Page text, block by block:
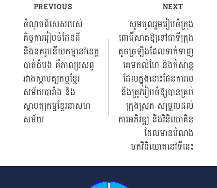
Post
navigation
PREVIOUS
ចំណុចពិសេសរបស់
កិច្ចការរៀបចំដែនដី
និងនគរូបនីយកម្មនៅខេត្ត
បាត់ដំបង គឺភាពប្រសព្វ
រវាងស្ថាបត្យកម្មខ្មែរ
សម័យបារាំង និង
ស្ថាបត្យកម្មខ្មែរនាសហ
សម័យ
NEXT
សូមចូលរួមរៀបចំក្រុង
ពោធិ៍សាត់ឱ្យទៅជាទីក្រុង
តូចច្រឡឹងដែលទាក់ទាញ
គេមកលំហែ និងកំសាន្ត
ដែលក្នុងនោះផែនការមេ
នឹងត្រូវរៀបចំឱ្យបានគ្រប់
ក្រុងស្រុក សម្រួលដល់
ការអភិវឌ្ឍ និងវិនិយោគិន
ដែលមានបំណង
មកវិនិយោគនៅទីនេះ